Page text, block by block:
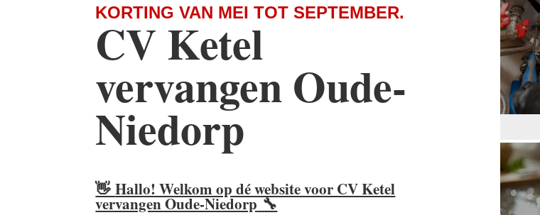
KORTING VAN MEI TOT SEPTEMBER.
CV Ketel
vervangen Oude-
Niedorp
👋Hallo! Welkom op dé website voor CV Ketel
vervangen Oude-Niedorp🔧